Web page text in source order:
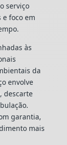
serviço
foco em
às
da
envolve
, descarte
garantia,
mais